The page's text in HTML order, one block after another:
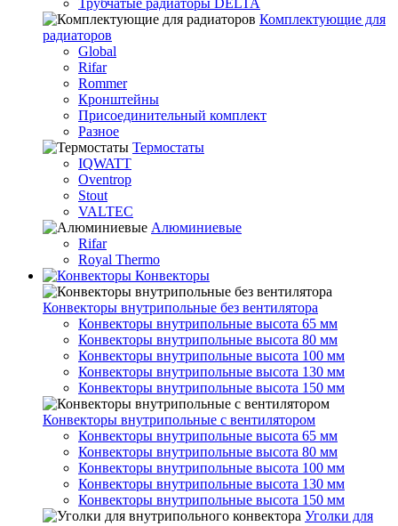
Трубчатые радиаторы DELTA
Комплектующие для
радиаторов
Global
Rifar
Rommer
Кронштейны
Присоединительный комплект
Разное
Термостаты
IQWATT
Oventrop
Stout
VALTEC
Алюминиевые
Rifar
Royal Thermo
Конвекторы
Конвекторы внутрипольные без вентилятора
Конвекторы внутрипольные высота 65 мм
Конвекторы внутрипольные высота 80 мм
Конвекторы внутрипольные высота 100 мм
Конвекторы внутрипольные высота 130 мм
Конвекторы внутрипольные высота 150 мм
Конвекторы внутрипольные с вентилятором
Конвекторы внутрипольные высота 65 мм
Конвекторы внутрипольные высота 80 мм
Конвекторы внутрипольные высота 100 мм
Конвекторы внутрипольные высота 130 мм
Конвекторы внутрипольные высота 150 мм
Уголки для